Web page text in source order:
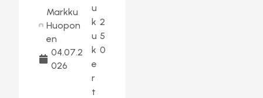
Markku
Huopon
en
04.07.2
026
u
k
u
k
e
r
t
2
5
0